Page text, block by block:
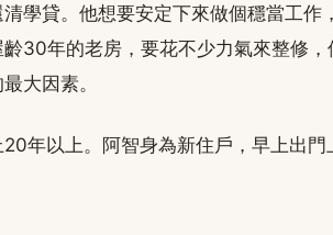
學貸。他想要安定下來做個穩當工作
30年的老房，要花不少力氣來整修，
大因素。
年以上。阿智身為新住戶，早上出門